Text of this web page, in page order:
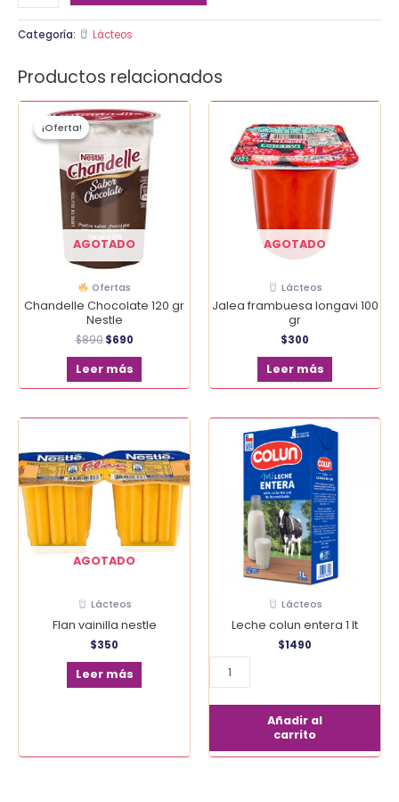
Categoría: Lácteos
Productos relacionados
¡Oferta!
AGOTADO
¡Oferta!
Ofertas
Chandelle Chocolate 120 gr
Nestle
$890
El
precio
original
$890.
$690
El
precio
actual
$690.
Leer más
AGOTADO
Lácteos
Jalea frambuesa longavi 100
gr
$300
Leer más
AGOTADO
Lácteos
Flan vainilla nestle
$350
Leer más
Lácteos
Leche colun entera 1 lt
$1490
cantidad
Añadir al
carrito